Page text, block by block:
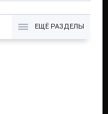
ЕЩЁ РАЗДЕЛЫ